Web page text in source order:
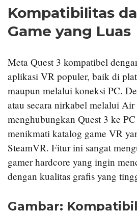
Kompatibilitas
Game yang Luas
Meta Quest 3 kompatibel
aplikasi VR populer, baik di
maupun melalui koneksi PC.
atau secara nirkabel melalui
menghubungkan Quest 3 ke
menikmati katalog game VR
SteamVR. Fitur ini sangat
gamer hardcore yang ingin
dengan kualitas grafis yang
Gambar: